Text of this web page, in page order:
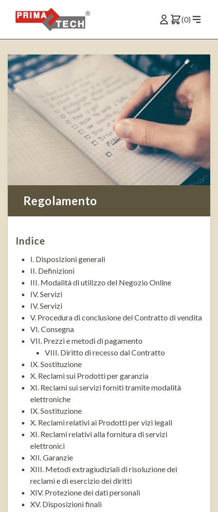
(0)
Regolamento
Indice
I. Disposizioni generali
II. Definizioni
III. Modalità di utilizzo del Negozio Online
IV. Servizi
IV. Servizi
V. Procedura di conclusione del Contratto di vendita
VI. Consegna
VII. Prezzi e metodi di pagamento
VIII. Diritto di recesso dal Contratto
IX. Sostituzione
X. Reclami sui Prodotti per garanzia
XI. Reclami sui servizi forniti tramite modalità
elettroniche
IX. Sostituzione
X. Reclami relativi ai Prodotti per vizi legali
XI. Reclami relativi alla fornitura di servizi
elettronici
XII. Garanzie
XIII. Metodi extragiudiziali di risoluzione dei
reclami e di esercizio dei diritti
XIV. Protezione dei dati personali
XV. Disposizioni finali